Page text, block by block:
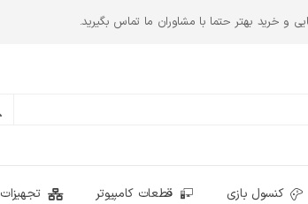
و خرید بهتر حتما با مشاوران ما تماس بگیرید.
کنسول بازی قطعات کامپیوتر